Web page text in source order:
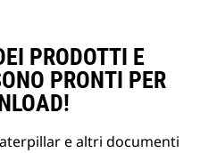
PRODOTTI E
PRONTI PER
e altri documenti